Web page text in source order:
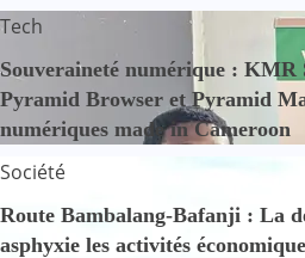
Tech
Souveraineté numérique : KMR
Pyramid Browser et Pyramid
numériques made in Cameroon
Société
Route Bambalang-Bafanji : La
asphyxie les activités